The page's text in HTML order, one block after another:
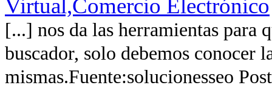
Virtual,Comercio Electrónico
[...] nos da las herramientas para
buscador, solo debemos conocer
mismas.Fuente:solucionesseo